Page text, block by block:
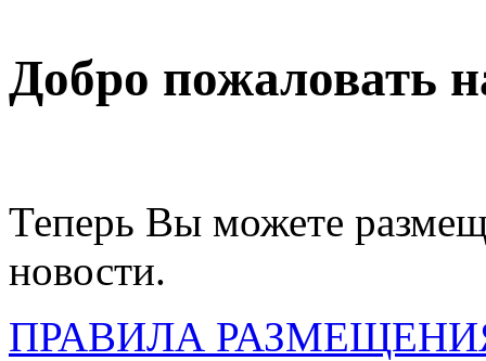
Добро пожаловать
Теперь Вы можете
новости.
ПРАВИЛА